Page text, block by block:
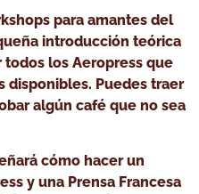
para amantes del
introducción teórica
todos los Aeropress que
disponibles. Puedes traer
algún café que no sea
cómo hacer un
y una Prensa Francesa